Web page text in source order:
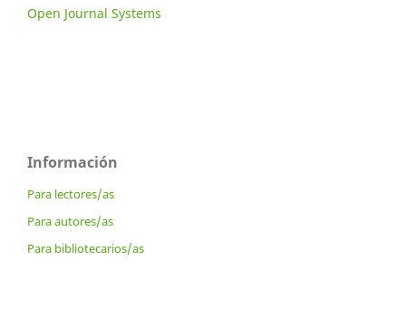
Open Journal Systems
Información
Para lectores/as
Para autores/as
Para bibliotecarios/as